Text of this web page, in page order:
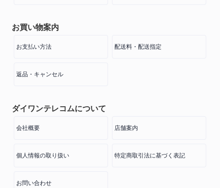
お買い物案内
お支払い方法 配送料・配送指定
返品・キャンセル
ダイワンテレコムについて
会社概要 店舗案内
個人情報の取り扱い 特定商取引法に基づく表記
お問い合わせ